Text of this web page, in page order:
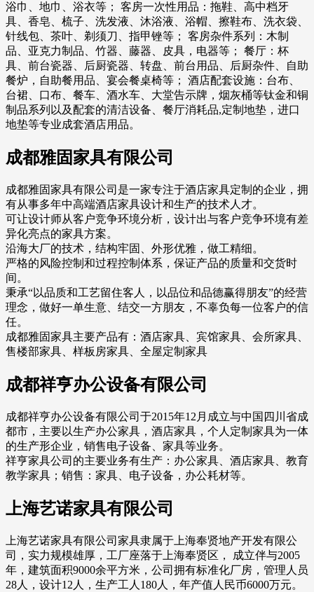
浴巾、地巾、浴衣等； 客房一次性用品：拖鞋、高中档牙
具、香皂、梳子、洗发液、沐浴液、浴帽、擦鞋布、洗衣袋、
针线包、茶叶、剃须刀、指甲锉等； 客房杂件系列：木制
品、亚克力制品、竹器、藤器、皮具，电器等； 餐厅：杯
具、前台瓷器、后厨瓷器、转盘、前台用品、后厨杂件、自助
餐炉，自助餐用品、宴会餐桌椅等； 酒店配套设施：台布、
台裙、口布、餐车、酒水车、大堂告示牌，烟灰桶等钛金和铜
制品系列以及配套的清洁设备、餐厅消耗品,定制地垫，进口
地垫等专业成套酒店用品。
成都雅固家具有限公司
成都雅固家具有限公司是一家专注于酒店家具定制的企业，拥
有从事多年中高端酒店家具设计和生产的技术人才。
可让设计师从客户竞争环境分析，设计出与客户竞争环境有差
异化亮点的家具方案。
沿海大厂的技术，结构牢固、外形优雅，做工精细。
严格的风险控制和过程控制体系，保证产品的质量和交货时
间。
秉承“以品质和工艺留住客人，以品位和品德赢得朋友”的经营
理念，做好一单生意、结交一方朋友，不辜负每一位客户的信
任。
成都雅固家具主要产品有：酒店家具、宾馆家具、会所家具、
售楼部家具、样板房家具、全屋定制家具
成都祥亨办公设备有限公司
成都祥亨办公设备有限公司于2015年12月成立与中国四川省成
都市，主要以生产办公家具，酒店家具，个人定制家具为一体
的生产形企业，销售电子设备、家具等业务。
祥亨家具公司的主要业务有生产：办公家具、酒店家具、教育
教学家具；销售：家具、电子设备，办公耗材等。
上海艺诺家具有限公司
上海艺诺家具有限公司家具隶属于上海奉贤地产开发有限公
司，实力规模雄厚，工厂座落于上海奉贤区， 成立伴与2005
年，建筑面积9000余平方米，公司拥有标准化厂房，管理人员
28人，设计12人，生产工人180人，年产值人民币6000万元。